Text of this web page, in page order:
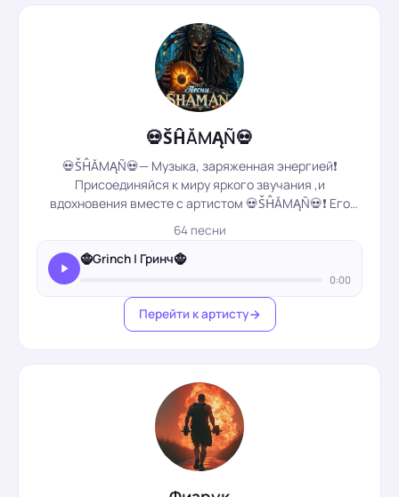
💀ŠĤĂMĄÑ💀
💀ŠĤĂMĄÑ💀— Музыка, заряженная энергией❗️
Присоединяйся к миру яркого звучания ,и
вдохновения вместе с артистом 💀ŠĤĂMĄÑ💀❗️ Его
творчество наполнено эмоциями, и Атмосферностью,
способными...
64 песни
🧌Grinch | Гринч🧌
0:00
Перейти к артисту